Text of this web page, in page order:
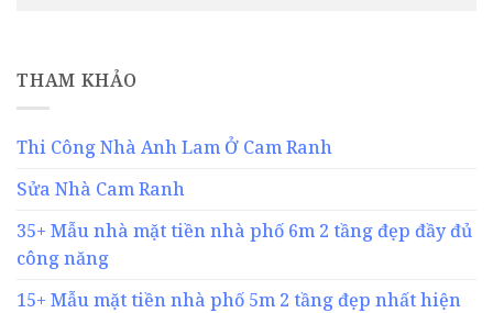
THAM KHẢO
Thi Công Nhà Anh Lam Ở Cam Ranh
Sửa Nhà Cam Ranh
35+ Mẫu nhà mặt tiền nhà phố 6m 2 tầng đẹp đầy đủ
công năng
15+ Mẫu mặt tiền nhà phố 5m 2 tầng đẹp nhất hiện